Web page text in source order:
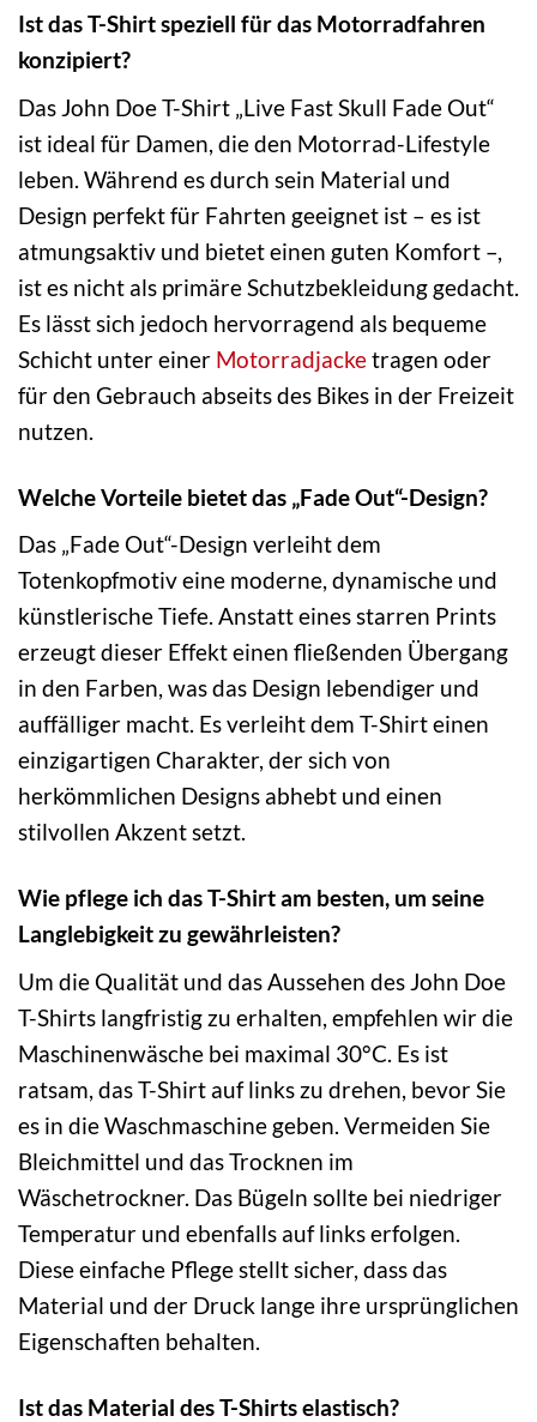
Ist das T-Shirt speziell für das Motorradfahren
konzipiert?
Das John Doe T-Shirt „Live Fast Skull Fade Out“
ist ideal für Damen, die den Motorrad-Lifestyle
leben. Während es durch sein Material und
Design perfekt für Fahrten geeignet ist – es ist
atmungsaktiv und bietet einen guten Komfort –,
ist es nicht als primäre Schutzbekleidung gedacht.
Es lässt sich jedoch hervorragend als bequeme
Schicht unter einer Motorradjacketragen oder
für den Gebrauch abseits des Bikes in der Freizeit
nutzen.
Welche Vorteile bietet das „Fade Out“-Design?
Das „Fade Out“-Design verleiht dem
Totenkopfmotiv eine moderne, dynamische und
künstlerische Tiefe. Anstatt eines starren Prints
erzeugt dieser Effekt einen fließenden Übergang
in den Farben, was das Design lebendiger und
auffälliger macht. Es verleiht dem T-Shirt einen
einzigartigen Charakter, der sich von
herkömmlichen Designs abhebt und einen
stilvollen Akzent setzt.
Wie pflege ich das T-Shirt am besten, um seine
Langlebigkeit zu gewährleisten?
Um die Qualität und das Aussehen des John Doe
T-Shirts langfristig zu erhalten, empfehlen wir die
Maschinenwäsche bei maximal 30°C. Es ist
ratsam, das T-Shirt auf links zu drehen, bevor Sie
es in die Waschmaschine geben. Vermeiden Sie
Bleichmittel und das Trocknen im
Wäschetrockner. Das Bügeln sollte bei niedriger
Temperatur und ebenfalls auf links erfolgen.
Diese einfache Pflege stellt sicher, dass das
Material und der Druck lange ihre ursprünglichen
Eigenschaften behalten.
Ist das Material des T-Shirts elastisch?